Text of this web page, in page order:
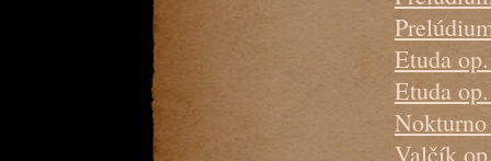
Etuda
Etuda
Valčík